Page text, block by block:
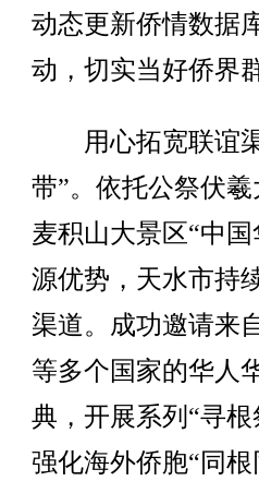
动态更新侨情数据
动，切实当好侨界
用心拓宽联谊渠
带”。依托公祭伏
麦积山大景区“中
源优势，天水市持
渠道。成功邀请来
等多个国家的华人
典，开展系列“寻
强化海外侨胞“同